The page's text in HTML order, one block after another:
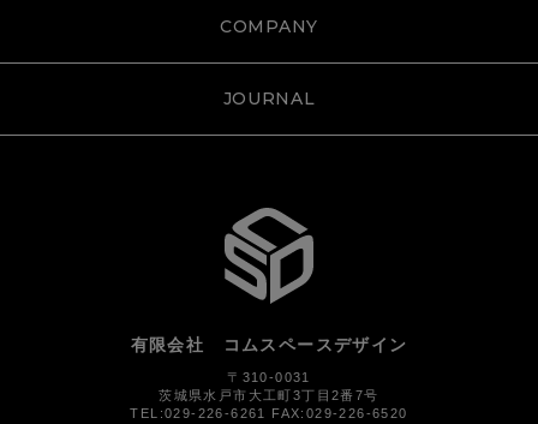
有限会社 コムスペースデザイン
〒310-0031
茨城県水戸市大工町3丁目2番7号
TEL:029-226-6261 FAX:029-226-6520
COMPANY
JOURNAL